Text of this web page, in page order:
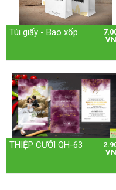
Túi giấy - Bao xốp
THIỆP CƯỚI QH-63